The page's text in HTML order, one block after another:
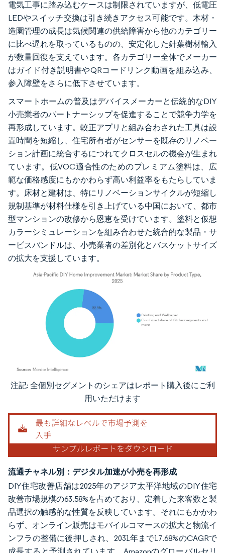
電気工事に踏み込むケースは制限されていますが、低電圧
LEDやスイッチ交換は引き続きアクセス可能です。木材・
造園管理の成長は気候関連の供給障害から他のカテゴリー
に比べ遅れを取っているものの、安定化した針葉樹材輸入
が数量回復を支えています。各カテゴリー全体でメーカー
はガイド付き説明書やQRコードリンク動画を組み込み、
参入障壁をさらに低下させています。
スマートホームの普及はデバイスメーカーと伝統的なDIY
小売業者のパートナーシップを促進することで競争力学を
再形成しています。較正アプリと組み合わされた工具は設
置時間を短縮し、住宅所有者がセンサーを既存のリノベー
ション計画に統合するにつれてクロスセルの機会が生まれ
ています。低VOC適合性のためのプレミアム塗料は、広
範な価格感度にもかかわらず高い利益率をもたらしていま
す。床材と建材は、特にリノベーションサイクルが短縮し
規制基準が材料仕様を引き上げている中国において、都市
型マンションの改修から恩恵を受けています。塗料と仮想
カラーシミュレーションを組み合わせた統合的な製品・サ
ービスバンドルは、小売業者の差別化とバスケットサイズ
の拡大を支援しています。
画像 © Mordor Intelligence。再利用にはCC BY 4.0の表示が必要です。
注記: 全個別セグメントのシェアはレポート購入後にご利
用いただけます
流通チャネル別：デジタル加速が小売を再形成
DIY住宅改善店舗は2025年のアジア太平洋地域のDIY住宅
改善市場規模の63.58%を占めており、定着した来客数と製
品選択の触感的な性質を反映しています。それにもかかわ
らず、オンライン販売はモバイルコマースの拡大と物流イ
ンフラの整備に後押しされ、2031年まで17.68%のCAGRで